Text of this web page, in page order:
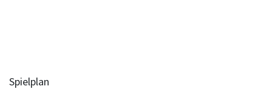
Spielplan